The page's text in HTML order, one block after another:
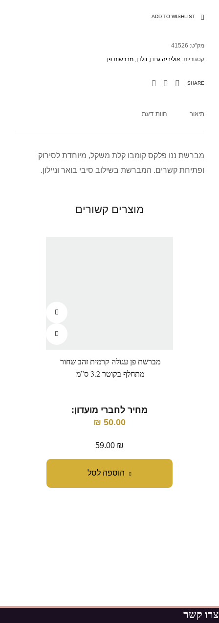
ADD TO WISHLIST
מק"ט: 41526
קטגוריות: אוליביה גרדן, וולדן, מברשות פן
SHARE
תיאור חוות דעת
מברשת ננו פלקס קומבו קלת משקל, מיוחדת לסירוק
ופתיחת קשרים. המברשת בשילוב סיבי בואר וניילון.
מוצרים קשורים
הוספה לסל
מברשת פן עגולה קרמית זהב שחור
מתחלף בקוטר 3.2 ס”מ
מחיר לחברי מועדון:
50.00
₪
59.00 ₪
צרו קשר